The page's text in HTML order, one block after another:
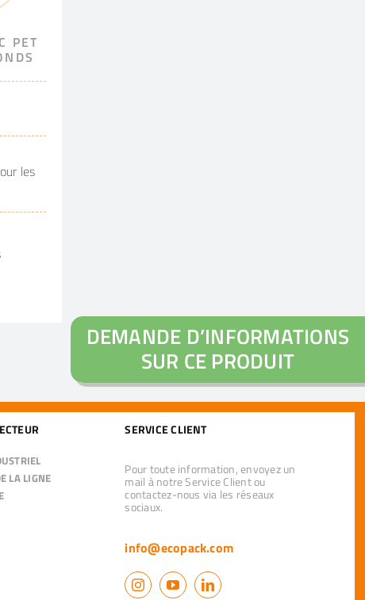
PET
les
DEMANDE D’INFORMATIONS
SUR CE PRODUIT
LA LIGNE
SERVICE CLIENT
Pour toute information, envoyez un
mail à notre Service Client ou
contactez-nous via les réseaux
sociaux.
info@ecopack.com